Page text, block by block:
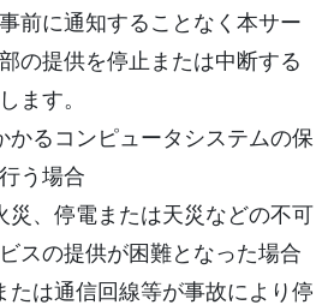
前に通知することなく本サー
の提供を停止または中断する
ます。
かるコンピュータシステムの保
う場合
災、停電または天災などの不可
スの提供が困難となった場合
たは通信回線等が事故により停